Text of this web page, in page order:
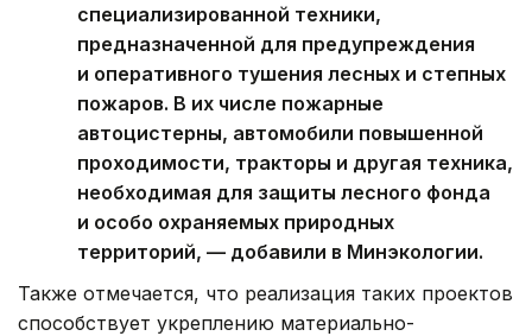
специализированной техники,
предназначенной для предупреждения
и оперативного тушения лесных и степных
пожаров. В их числе пожарные
автоцистерны, автомобили повышенной
проходимости, тракторы и другая техника,
необходимая для защиты лесного фонда
и особо охраняемых природных
территорий, — добавили в Минэкологии.
Также отмечается, что реализация таких проектов
способствует укреплению материально-